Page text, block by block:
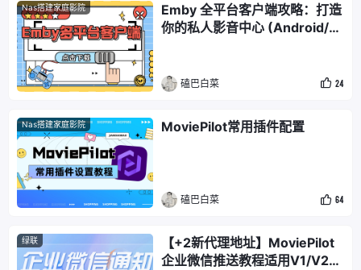
Nas搭建家庭影院
Emby 全平台客户端攻略：打造
你的私人影音中心 (Android/A
磕巴白菜 24
Nas搭建家庭影院 MoviePilot常用插件配置
磕巴白菜 64
绿联
【+2新代理地址】MoviePilot
企业微信推送教程适用V1/V2版